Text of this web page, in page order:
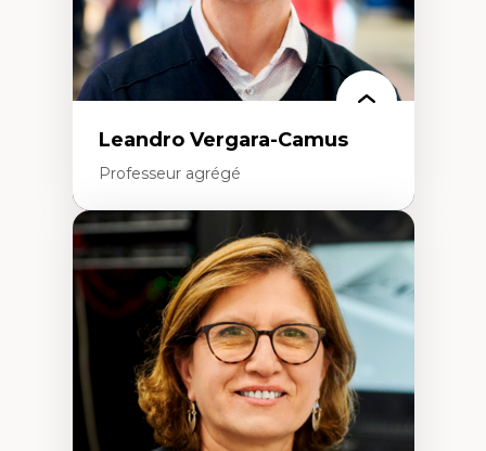
Leandro Vergara-Camus
Professeur agrégé
Expertises
Amérique latine
Théories du développement et
développement alternatif
Théories de l’État
Développement durable
Économie politique
Théories marxistes
Mouvements sociaux
Transition énergétique
Énergies renouvelables